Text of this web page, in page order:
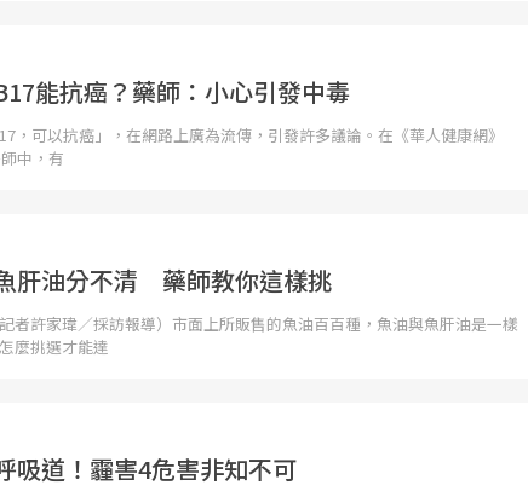
能抗癌？藥師：小心引發中毒
17，可以抗癌」，在網路上廣為流傳，引發許多議論。在《華人健康網》
中，有
肝油分不清 藥師教你這樣挑
記者許家瑋／採訪報導）市面上所販售的魚油百百種，魚油與魚肝油是一樣
麼挑選才能達
吸道！霾害4危害非知不可